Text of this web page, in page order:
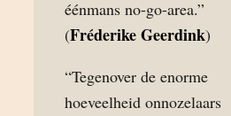
éénmans no-go-area.”
(Fréderike Geerdink)
“Tegenover de enorme
hoeveelheid onnozelaars